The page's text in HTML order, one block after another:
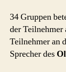
34 Gruppen
der Teilnehmer
Teilnehmer an
Sprecher des